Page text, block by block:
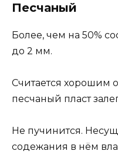
Песчаный
Более, чем на 50%
до 2 мм.
Считается хорошим
песчаный пласт
Не пучинится.
содежания в нём